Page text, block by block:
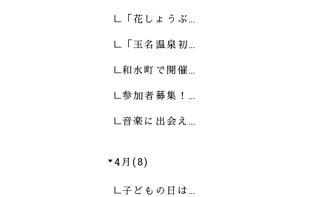
「花しょうぶ…
「玉名温泉初…
和水町で開催…
参加者募集！…
音楽に出会え…
4月(8)
子どもの日は…